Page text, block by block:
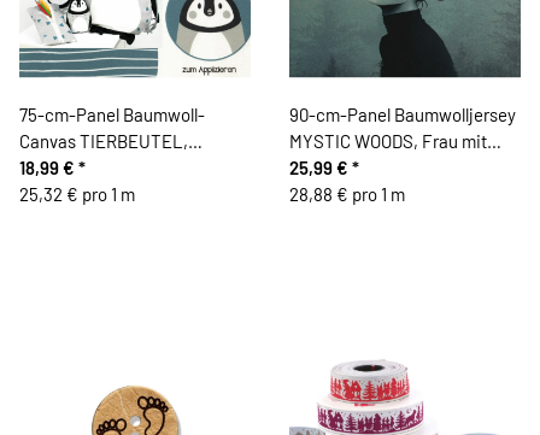
75-cm-Panel Baumwoll-
Canvas TIERBEUTEL,
Pinguin, Käselotti
18,99 € *
25,32 € pro 1 m
90-cm-Panel Baumwolljersey
MYSTIC WOODS, Frau mit
Geweih, grüngrau, Thorsten
Berger
25,99 € *
28,88 € pro 1 m